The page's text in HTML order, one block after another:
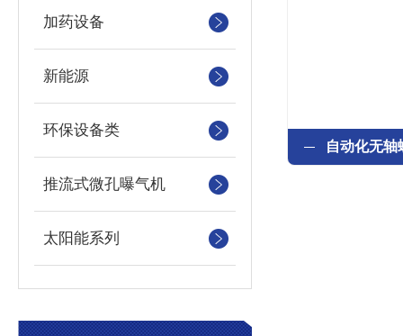
加药设备
新能源
环保设备类
推流式微孔曝气机
太阳能系列